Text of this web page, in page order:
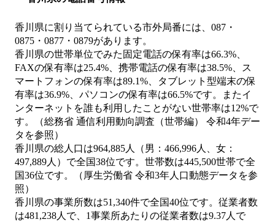
香川県に割り当てられている市外局番には、087・
0875・0877・0879があります。
香川県の世帯単位でみた固定電話の保有率は66.3%、
FAXの保有率は25.4%、携帯電話の保有率は38.5%、ス
マートフォンの保有率は89.1%、タブレット型端末の保
有率は36.9%、パソコンの保有率は66.5%です。またイ
ンターネットを誰も利用したことがない世帯率は12%で
す。（総務省 通信利用動向調査（世帯編） 令和4年デー
タを参照）
香川県の総人口は964,885人（男：466,996人、女：
497,889人）で全国38位です。世帯数は445,500世帯で全
国36位です。（厚生労働省 令和3年人口動態データを参
照）
香川県の事業所数は51,340件で全国40位です。従業者数
は481,238人で、1事業所あたりの従業者数は9.37人で